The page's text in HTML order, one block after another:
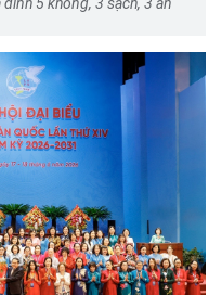
5 không, 3 sạch, 3 an"